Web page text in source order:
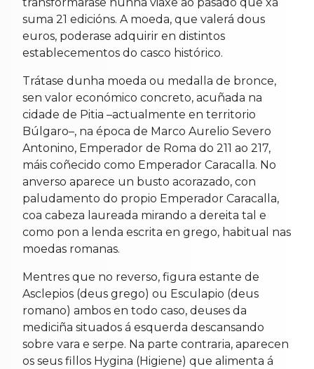
suma 21 edicións. A moeda, que valerá dous
euros, poderase adquirir en distintos
establecementos do casco histórico.
Trátase dunha moeda ou medalla de bronce,
sen valor económico concreto, acuñada na
cidade de Pitia –actualmente en territorio
Búlgaro–, na época de Marco Aurelio Severo
Antonino, Emperador de Roma do 211 ao 217,
máis coñecido como Emperador Caracalla. No
anverso aparece un busto acorazado, con
paludamento do propio Emperador Caracalla,
coa cabeza laureada mirando a dereita tal e
como pon a lenda escrita en grego, habitual nas
moedas romanas.
Mentres que no reverso, figura estante de
Asclepios (deus grego) ou Esculapio (deus
romano) ambos en todo caso, deuses da
mediciña situados á esquerda descansando
sobre vara e serpe. Na parte contraria, aparecen
os seus fillos Hygina (Higiene) que alimenta á